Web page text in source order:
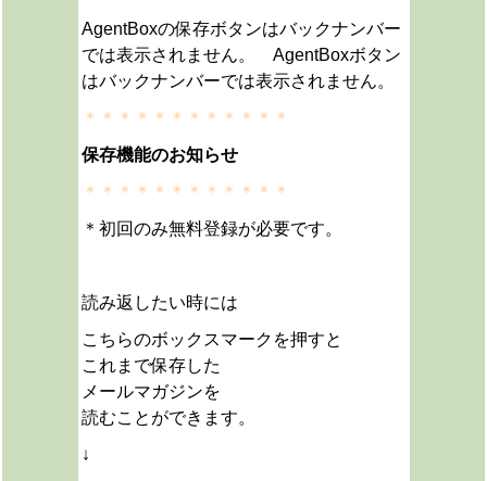
AgentBoxの保存ボタンはバックナンバー
では表示されません。 AgentBoxボタン
はバックナンバーでは表示されません。
＊＊＊＊＊＊＊＊＊＊＊＊
保存機能のお知らせ
＊＊＊＊＊＊＊＊＊＊＊＊
＊初回のみ無料登録が必要です。
読み返したい時には
こちらのボックスマークを押すと
これまで保存した
メールマガジンを
読むことができます。
↓